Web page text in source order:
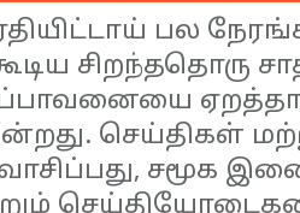
பல
சிறந்ததொரு
செய்திகள்
சமூக